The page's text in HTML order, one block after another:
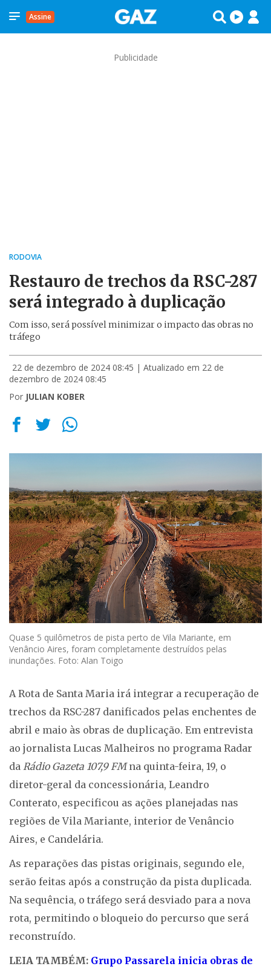
Assine
Publicidade
RODOVIA
Restauro de trechos da RSC-287
será integrado à duplicação
Com isso, será possível minimizar o impacto das obras no
tráfego
22 de dezembro de 2024 08:45 | Atualizado em 22 de
dezembro de 2024 08:45
Por JULIAN KOBER
Quase 5 quilômetros de pista perto de Vila Mariante, em
Venâncio Aires, foram completamente destruídos pelas
inundações. Foto: Alan Toigo
A Rota de Santa Maria irá integrar a recuperação de
trechos da RSC-287 danificados pelas enchentes de
abril e maio às obras de duplicação. Em entrevista
ao jornalista Lucas Malheiros no programa Radar
da Rádio Gazeta 107,9 FMna quinta-feira, 19, o
diretor-geral da concessionária, Leandro
Conterato, especificou as ações planejadas nas
regiões de Vila Mariante, interior de Venâncio
Aires, e Candelária.
As reparações das pistas originais, segundo ele,
serão feitas após a construção da pista duplicada.
Na sequência, o tráfego será desviado para a nova
rota, permitindo o bloqueio do percurso que será
reconstruído.
LEIA TAMBÉM: Grupo Passarela inicia obras de